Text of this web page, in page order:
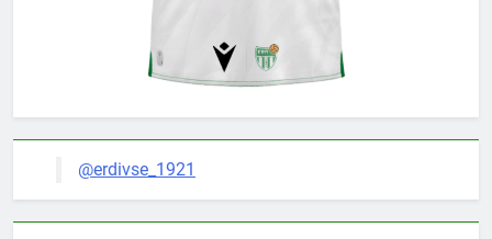
@erdivse_1921